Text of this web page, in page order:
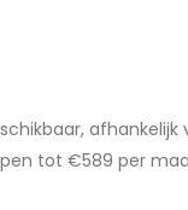
tot €589 per